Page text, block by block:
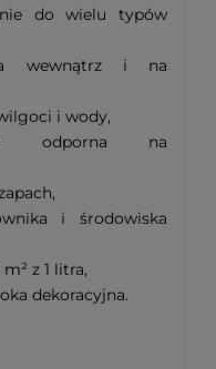
do wielu typów
wewnątrz i na
i wody,
odporna na
i środowiska
z 1 litra,
dekoracyjna.